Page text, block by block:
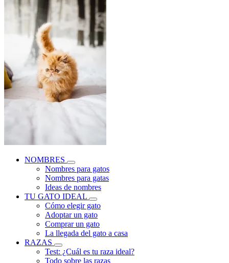
NOMBRES
Nombres para gatos
Nombres para gatas
Ideas de nombres
TU GATO IDEAL
Cómo elegir gato
Adoptar un gato
Comprar un gato
La llegada del gato a casa
RAZAS
Test: ¿Cuál es tu raza ideal?
Todo sobre las razas